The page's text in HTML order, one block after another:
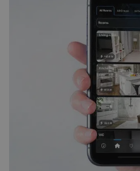
Niezbędne
Niezbędne pliki cookie
podstawowych funkcji
jak logowanie
Bez niezbędnych plików
prawidłowo korzystać ze